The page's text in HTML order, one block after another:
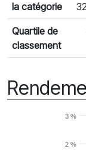
la catégorie
Quartile de
classement
2 %
3 %